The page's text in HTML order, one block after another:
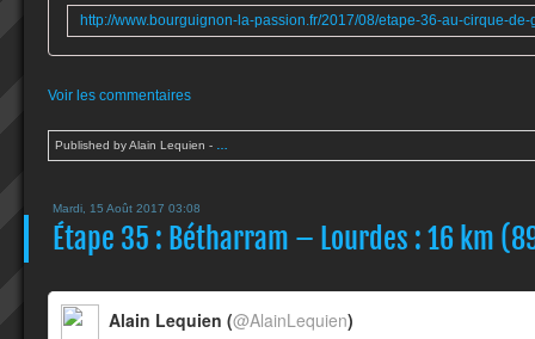
Voir les commentaires
Published by Alain Lequien -
Mardi, 15 Août 2017 03:08
Étape 35 : Bétharram – Lourdes : 16 km
Alain Lequien (@AlainLequien)